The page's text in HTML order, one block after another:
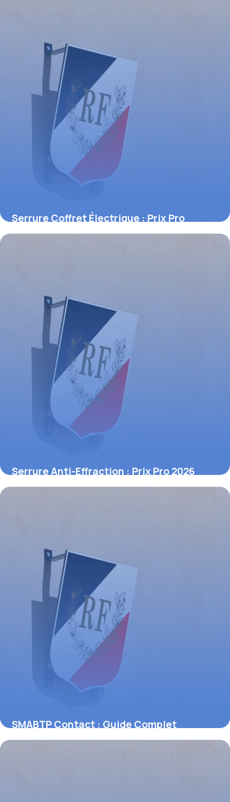
Serrure Coffret Électrique : Prix Pro
2 juin 2026
Serrure Anti-Effraction : Prix Pro 2026
1 juin 2026
SMABTP Contact : Guide Complet
Assurance